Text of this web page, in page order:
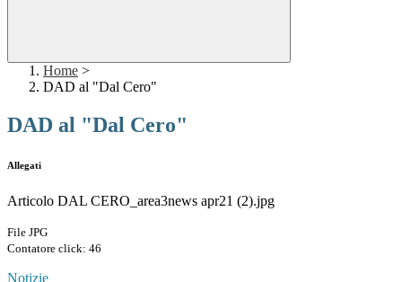
Home >
DAD al "Dal Cero"
DAD al "Dal Cero"
Allegati
Articolo DAL CERO_area3news apr21 (2).jpg
File JPG
Contatore click: 46
Notizie